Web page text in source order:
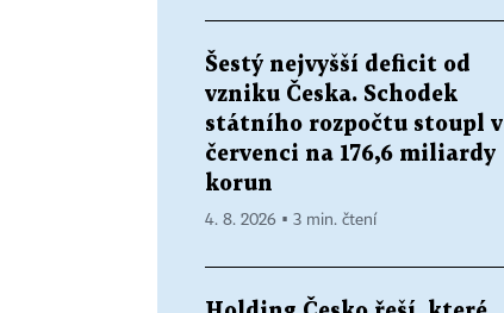
Šestý nejvyšší deficit od
vzniku Česka. Schodek
státního rozpočtu stoupl v
červenci na 176,6 miliardy
korun
4. 8. 2026 ▪ 3 min. čtení